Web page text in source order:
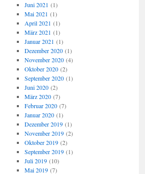
Juni 2021 (1)
Mai 2021 (1)
April 2021 (1)
März 2021 (1)
Januar 2021 (1)
Dezember 2020(1)
November 2020(4)
Oktober 2020(2)
September 2020(1)
Juni 2020(2)
März 2020(7)
Februar 2020(7)
Januar 2020(1)
Dezember 2019(1)
November 2019(2)
Oktober 2019(2)
September 2019(1)
Juli 2019(10)
Mai 2019(7)